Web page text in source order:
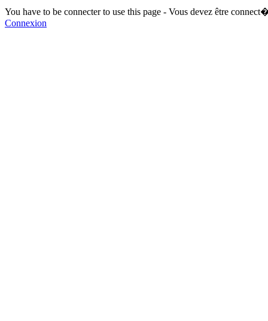
You have to be connecter to use this page - Vous devez être
Connexion